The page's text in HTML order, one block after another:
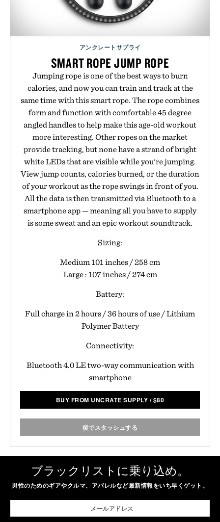
アンクレートサプライ
SMART ROPE JUMP ROPE
Jumping rope is one of the best ways to burn
calories, and now you can train and track at the
same time with this smart rope. The rope combines
form and function with comfortable 45 degree
angled handles to help make this age-old workout
more interesting. Other ropes on the market
provide tracking, but none have a strand of bright
white LEDs that are visible while you're jumping.
View jump counts, calories burned, or the duration
of your workout as the rope swings in front of you.
All the data is then transmitted via Bluetooth to a
smartphone app — meaning all you have to supply
is some sweat and an epic workout soundtrack.
Sizing:
Medium 101 inches / 258 cm
Large : 107 inches / 274 cm
Battery:
Full charge in 2 hours / 36 hours of use / Lithium
Polymer Battery
Connectivity:
Bluetooth 4.0 LE two-way communication with
smartphone
BUY FROM UNCRATE SUPPLY /$80
後でスタッシュする
ブラックリストに乗り込め。
男性のためのギアやクルマ、アパレルなど最新情報をいち早くゲット。